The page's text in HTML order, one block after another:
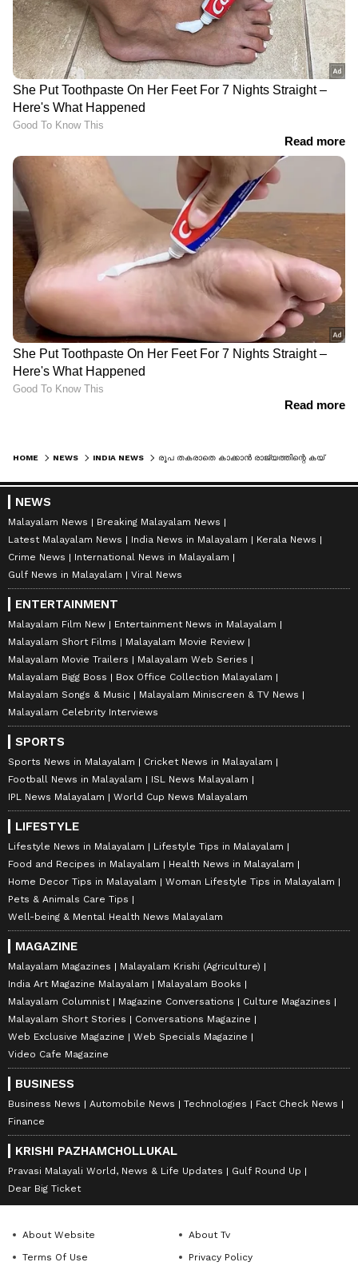
HOME NEWS INDIA NEWS രൂപ തകരാതെ കാക്കാൻ രാജ്യത്തിന്റെ കയ്യിലുള്ള സ്വർണം മുഴുവൻ വിറ്റോ റിസർവ് ബാങ്ക് ? കേന്ദ്രസർക്കാരിന്റെ പ്രതികരണമിങ്ങനെ
NEWS
Malayalam News
Breaking Malayalam News
Latest Malayalam News
India News in Malayalam
Kerala News
Crime News
International News in Malayalam
Gulf News in Malayalam
Viral News
ENTERTAINMENT
Malayalam Film New
Entertainment News in Malayalam
Malayalam Short Films
Malayalam Movie Review
Malayalam Movie Trailers
Malayalam Web Series
Malayalam Bigg Boss
Box Office Collection Malayalam
Malayalam Songs & Music
Malayalam Miniscreen & TV News
Malayalam Celebrity Interviews
SPORTS
Sports News in Malayalam
Cricket News in Malayalam
Football News in Malayalam
ISL News Malayalam
IPL News Malayalam
World Cup News Malayalam
LIFESTYLE
Lifestyle News in Malayalam
Lifestyle Tips in Malayalam
Food and Recipes in Malayalam
Health News in Malayalam
Home Decor Tips in Malayalam
Woman Lifestyle Tips in Malayalam
Pets & Animals Care Tips
Well-being & Mental Health News Malayalam
MAGAZINE
Malayalam Magazines
Malayalam Krishi (Agriculture)
India Art Magazine Malayalam
Malayalam Books
Malayalam Columnist
Magazine Conversations
Culture Magazines
Malayalam Short Stories
Conversations Magazine
Web Exclusive Magazine
Web Specials Magazine
Video Cafe Magazine
BUSINESS
Business News Automobile News Technologies
Fact Check News
Finance
KRISHI PAZHAMCHOLLUKAL
Pravasi Malayali World, News & Life Updates
Gulf Round Up
Dear Big Ticket
About Website
About Tv
Terms Of Use
Privacy Policy